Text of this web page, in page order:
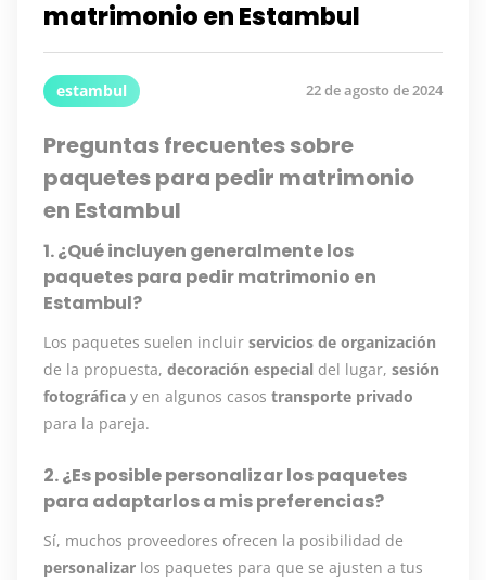
matrimonio en Estambul
estambul 22 de agosto de 2024
Preguntas frecuentes sobre
paquetes para pedir matrimonio
en Estambul
1. ¿Qué incluyen generalmente los
paquetes para pedir matrimonio en
Estambul?
Los paquetes suelen incluir servicios de organización
de la propuesta, decoración especial del lugar, sesión
fotográfica y en algunos casos transporte privado
para la pareja.
2. ¿Es posible personalizar los paquetes
para adaptarlos a mis preferencias?
Sí, muchos proveedores ofrecen la posibilidad de
personalizar los paquetes para que se ajusten a tus